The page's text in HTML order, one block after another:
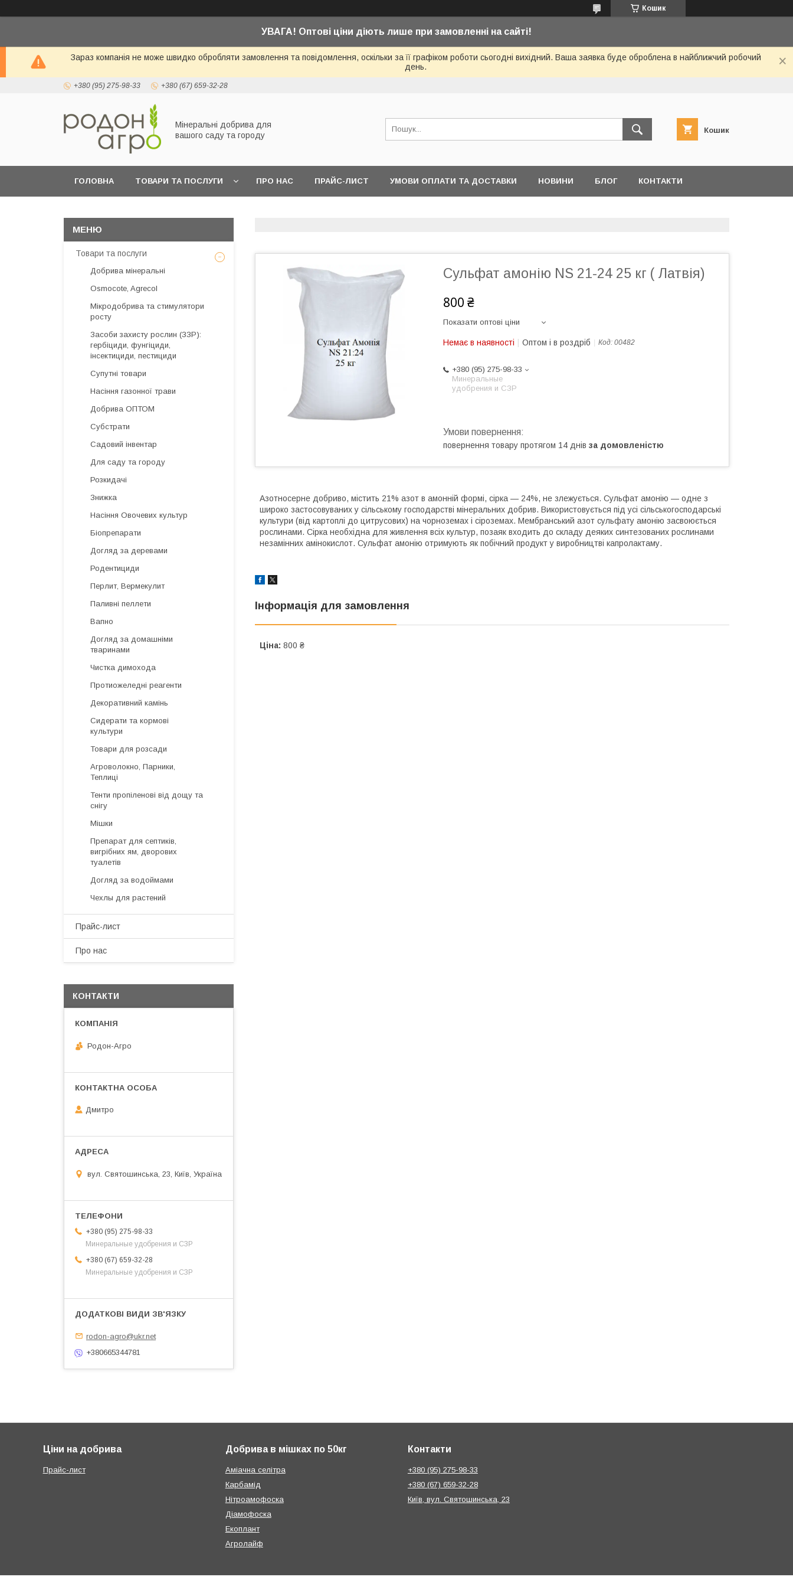
Кошик
УВАГА! Оптові ціни діють лише при замовленні на сайті!
Зараз компанія не може швидко обробляти замовлення та повідомлення, оскільки за її графіком роботи сьогодні вихідний. Ваша заявка буде оброблена в найближчий робочий
день.
+380 (95) 275-98-33 +380 (67) 659-32-28
Мінеральні добрива для
вашого саду та городу
Кошик
ГОЛОВНА ТОВАРИ ТА ПОСЛУГИ ПРО НАС ПРАЙС-ЛИСТ УМОВИ ОПЛАТИ ТА ДОСТАВКИ НОВИНИ БЛОГ КОНТАКТИ
Сульфат амонію NS 21-24 25 кг ( Латвія)
800 ₴
Показати оптові ціни
Немає в наявності Оптом і в роздріб Код: 00482
+380 (95) 275-98-33
Минеральные
удобрения и СЗР
повернення товару протягом 14 днів за домовленістю
Азотносерне добриво, містить 21% азот в амонній формі, сірка — 24%, не злежується. Сульфат амонію — одне з
широко застосовуваних у сільському господарстві мінеральних добрив. Використовується під усі сільськогосподарські
культури (від картоплі до цитрусових) на чорноземах і сіроземах. Мембранський азот сульфату амонію засвоюється
рослинами. Сірка необхідна для живлення всіх культур, позаяк входить до складу деяких синтезованих рослинами
незамінних амінокислот. Сульфат амонію отримують як побічний продукт у виробництві капролактаму.
Інформація для замовлення
Ціна: 800 ₴
Товари та послуги
Добрива мінеральні
Osmocote, Agrecol
Мікродобрива та стимулятори
росту
Засоби захисту рослин (ЗЗР):
гербіциди, фунгіциди,
інсектициди, пестициди
Супутні товари
Насіння газонної трави
Добрива ОПТОМ
Субстрати
Садовий інвентар
Для саду та городу
Розкидачі
Знижка
Насіння Овочевих культур
Біопрепарати
Догляд за деревами
Родентициди
Перлит, Вермекулит
Паливні пеллети
Вапно
Догляд за домашніми
тваринами
Чистка димохода
Протиожеледні реагенти
Декоративний камінь
Сидерати та кормові
культури
Товари для розсади
Агроволокно, Парники,
Теплиці
Тенти пропіленові від дощу та
снігу
Мішки
Препарат для септиків,
вигрібних ям, дворових
туалетів
Догляд за водоймами
Чехлы для растений
Прайс-лист
Про нас
КОНТАКТИ
Родон-Агро
Дмитро
вул. Святошинська, 23, Київ, Україна
+380 (95) 275-98-33
Минеральные удобрения и СЗР
+380 (67) 659-32-28
Минеральные удобрения и СЗР
rodon-agro@ukr.net
+380665344781
Ціни на добрива
Прайс-лист
Добрива в мішках по 50кг
Аміачна селітра
Карбамід
Нітроамофоска
Діамофоска
Екоплант
Агролайф
Контакти
+380 (95) 275-98-33
+380 (67) 659-32-28
Київ, вул. Святошинська, 23